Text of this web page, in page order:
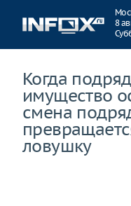
8
Когда
имущество
смена
ловушку